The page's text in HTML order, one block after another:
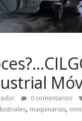
0 comentarios
, maquinarias,